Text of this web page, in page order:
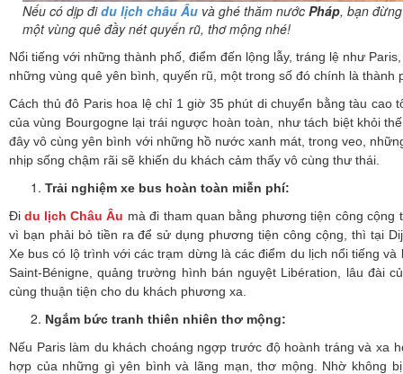
Nếu có dịp đidu lịch châu Âu và ghé thăm nước Pháp, bạn
một vùng quê đầy nét quyến rũ, thơ mộng nhé!
Nổi tiếng với những thành phố, điểm đến lộng lẫy, tráng lệ như
những vùng quê yên bình, quyến rũ, một trong số đó chính là thành
Cách thủ đô Paris hoa lệ chỉ 1 giờ 35 phút di chuyển bằng tàu cao
của vùng Bourgogne lại trái ngược hoàn toàn, như tách biệt khỏi
đây vô cùng yên bình với những hồ nước xanh mát, trong veo,
nhịp sống chậm rãi sẽ khiến du khách cảm thấy vô cùng thư thái.
Trải nghiệm xe bus hoàn toàn miễn phí:
Đidu lịch Châu Âu mà đi tham quan bằng phương tiện công
vì bạn phải bỏ tiền ra để sử dụng phương tiện công cộng, thì tại
Xe bus có lộ trình với các trạm dừng là các điểm du lịch nổi tiếng
Saint-Bénigne, quảng trường hình bán nguyệt Libération, lâu đài
cùng thuận tiện cho du khách phương xa.
Ngắm bức tranh thiên nhiên thơ mộng:
Nếu Paris làm du khách choáng ngợp trước độ hoành tráng và xa
hợp của những gì yên bình và lãng mạn, thơ mộng. Nhờ không